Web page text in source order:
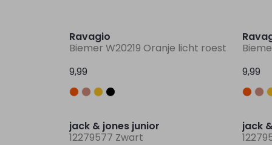
Ravagio
Biemer W20219 Oranje licht roest
9,99
9,99
jack & jones junior
12279577 Zwart
jack